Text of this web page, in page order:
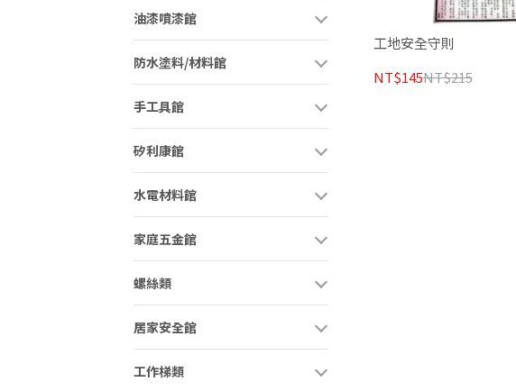
油漆噴漆館
防水塗料/材料館
手工具館
矽利康館
水電材料館
家庭五金館
螺絲類
居家安全館
工作梯類
工地安全守則
NT$145NT$215